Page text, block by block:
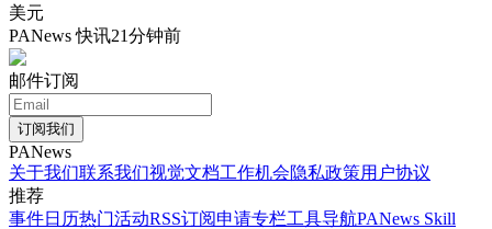
美元
PANews 快讯21分钟前
邮件订阅
订阅我们
PANews
关于我们联系我们视觉文档工作机会隐私政策用户协议
推荐
事件日历热门活动RSS订阅申请专栏工具导航PANews Skill